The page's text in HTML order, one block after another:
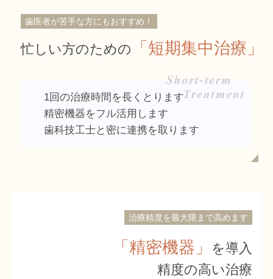
歯医者が苦手な方にもおすすめ！
忙しい方のための 「短期集中治療」
1回の治療時間 を長くとります
精密機器をフル活用します
歯科技工士と密に連携を取ります
治療精度を最大限まで高めます
「精密機器」
を導入
精度の高い治療